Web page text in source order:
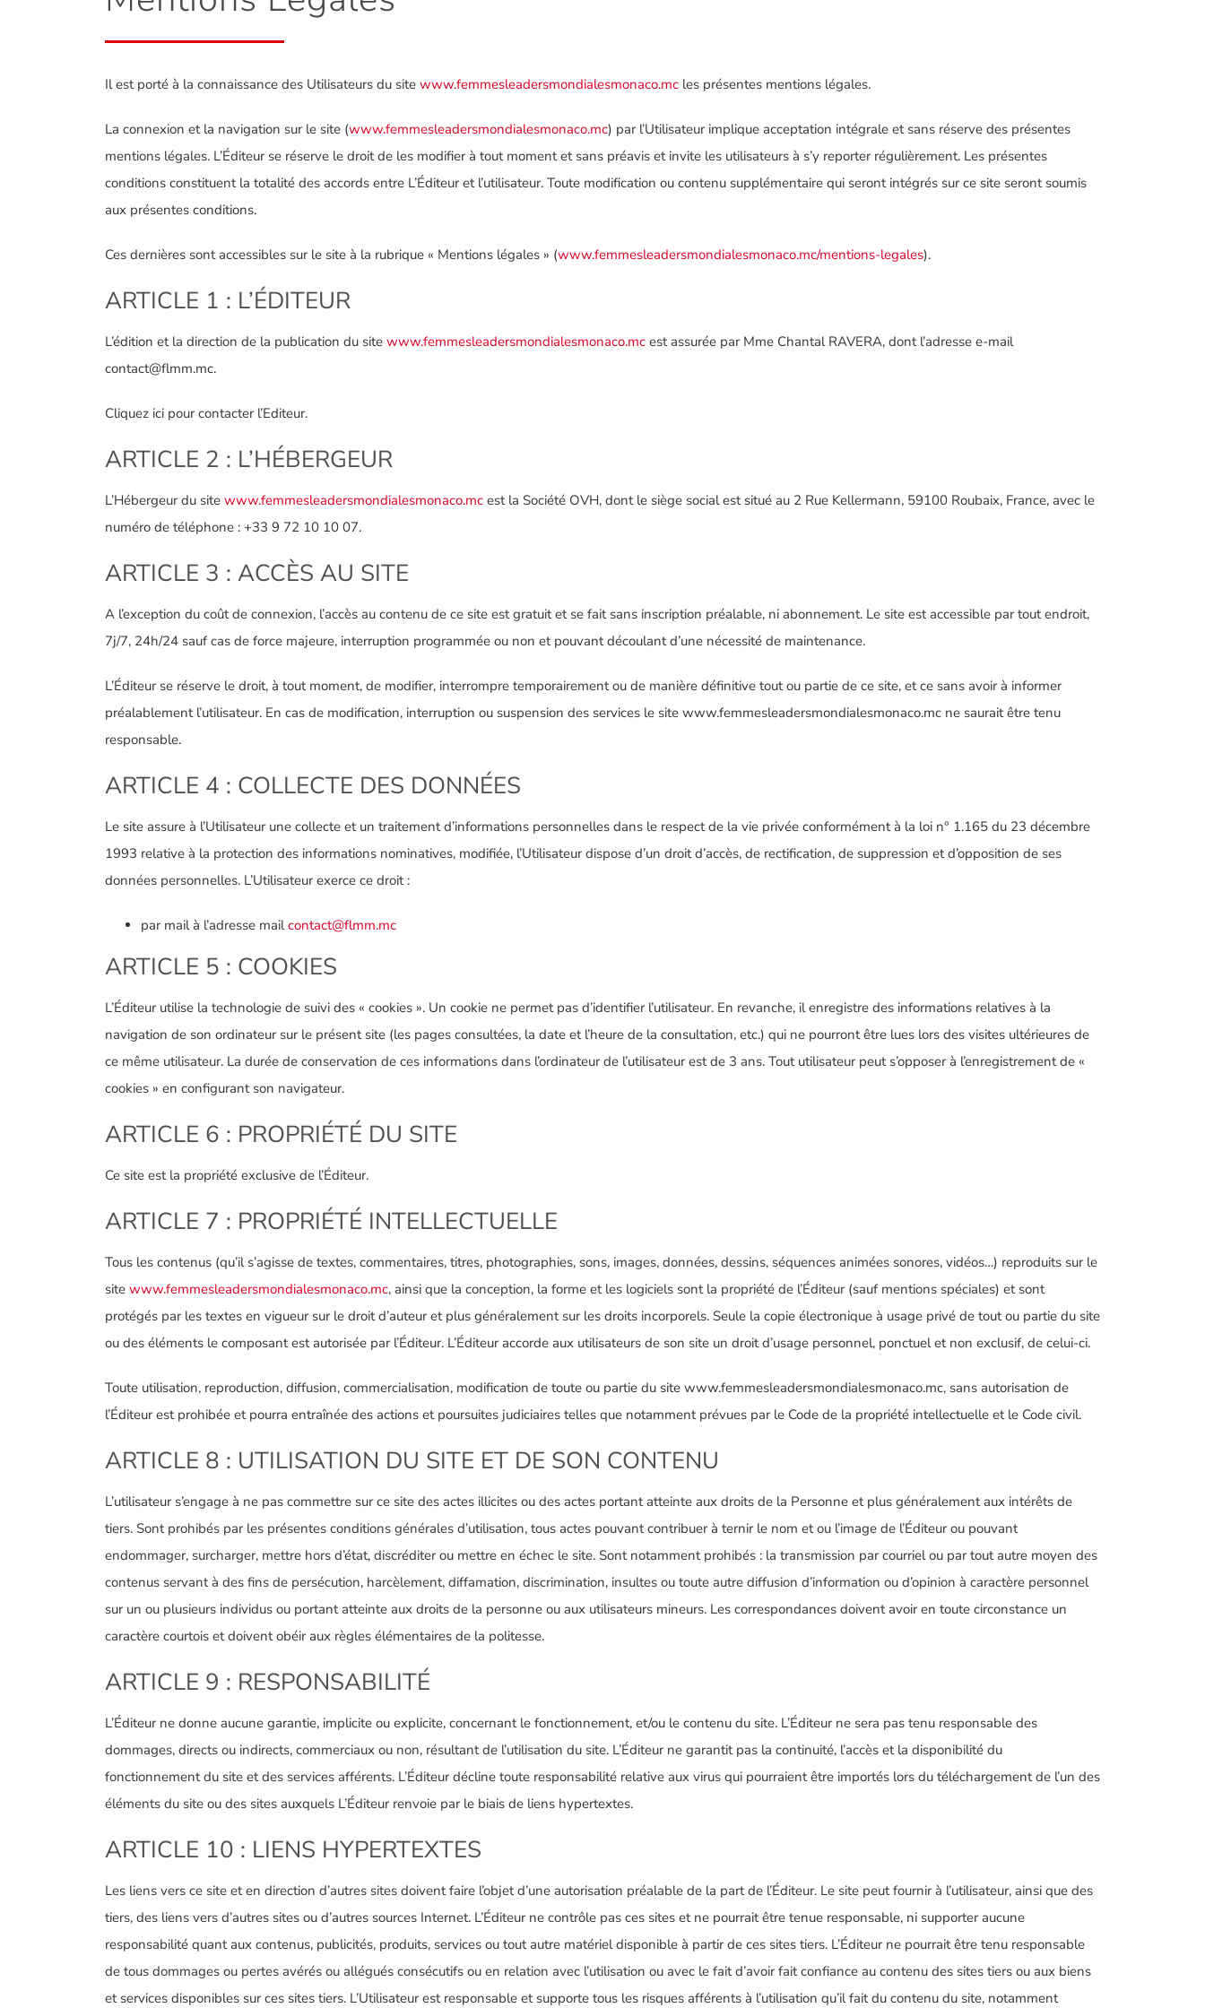
Il est porté à la connaissance des Utilisateurs du site www.femmesleadersmondialesmonaco.mc les présentes mentions légales.
La connexion et la navigation sur le site (www.femmesleadersmondialesmonaco.mc) par l’Utilisateur implique acceptation intégrale et sans réserve des présentes
mentions légales. L’Éditeur se réserve le droit de les modifier à tout moment et sans préavis et invite les utilisateurs à s’y reporter régulièrement. Les présentes
conditions constituent la totalité des accords entre L’Éditeur et l’utilisateur. Toute modification ou contenu supplémentaire qui seront intégrés sur ce site seront soumis
aux présentes conditions.
Ces dernières sont accessibles sur le site à la rubrique « Mentions légales » (www.femmesleadersmondialesmonaco.mc/mentions-legales).
ARTICLE 1 : L’ÉDITEUR
L’édition et la direction de la publication du site www.femmesleadersmondialesmonaco.mc est assurée par Mme Chantal RAVERA, dont l’adresse e-mail
contact@flmm.mc.
Cliquez ici pour contacter l’Editeur.
ARTICLE 2 : L’HÉBERGEUR
L’Hébergeur du site www.femmesleadersmondialesmonaco.mc est la Société OVH, dont le siège social est situé au 2 Rue Kellermann, 59100 Roubaix, France, avec le
numéro de téléphone : +33 9 72 10 10 07.
ARTICLE 3 : ACCÈS AU SITE
A l’exception du coût de connexion, l’accès au contenu de ce site est gratuit et se fait sans inscription préalable, ni abonnement. Le site est accessible par tout endroit,
7j/7, 24h/24 sauf cas de force majeure, interruption programmée ou non et pouvant découlant d’une nécessité de maintenance.
L’Éditeur se réserve le droit, à tout moment, de modifier, interrompre temporairement ou de manière définitive tout ou partie de ce site, et ce sans avoir à informer
préalablement l’utilisateur. En cas de modification, interruption ou suspension des services le site www.femmesleadersmondialesmonaco.mc ne saurait être tenu
responsable.
ARTICLE 4 : COLLECTE DES DONNÉES
Le site assure à l’Utilisateur une collecte et un traitement d’informations personnelles dans le respect de la vie privée conformément à la loi n° 1.165 du 23 décembre
1993 relative à la protection des informations nominatives, modifiée, l’Utilisateur dispose d’un droit d’accès, de rectification, de suppression et d’opposition de ses
données personnelles. L’Utilisateur exerce ce droit :
par mail à l’adresse mailcontact@flmm.mc
ARTICLE 5 : COOKIES
L’Éditeur utilise la technologie de suivi des « cookies ». Un cookie ne permet pas d’identifier l’utilisateur. En revanche, il enregistre des informations relatives à la
navigation de son ordinateur sur le présent site (les pages consultées, la date et l’heure de la consultation, etc.) qui ne pourront être lues lors des visites ultérieures de
ce même utilisateur. La durée de conservation de ces informations dans l’ordinateur de l’utilisateur est de 3 ans. Tout utilisateur peut s’opposer à l’enregistrement de «
cookies » en configurant son navigateur.
ARTICLE 6 : PROPRIÉTÉ DU SITE
Ce site est la propriété exclusive de l’Éditeur.
ARTICLE 7 : PROPRIÉTÉ INTELLECTUELLE
Tous les contenus (qu’il s’agisse de textes, commentaires, titres, photographies, sons, images, données, dessins, séquences animées sonores, vidéos…) reproduits sur le
site www.femmesleadersmondialesmonaco.mc, ainsi que la conception, la forme et les logiciels sont la propriété de l’Éditeur (sauf mentions spéciales) et sont
protégés par les textes en vigueur sur le droit d’auteur et plus généralement sur les droits incorporels. Seule la copie électronique à usage privé de tout ou partie du site
ou des éléments le composant est autorisée par l’Éditeur. L’Éditeur accorde aux utilisateurs de son site un droit d’usage personnel, ponctuel et non exclusif, de celui-ci.
Toute utilisation, reproduction, diffusion, commercialisation, modification de toute ou partie du site www.femmesleadersmondialesmonaco.mc, sans autorisation de
l’Éditeur est prohibée et pourra entraînée des actions et poursuites judiciaires telles que notamment prévues par le Code de la propriété intellectuelle et le Code civil.
ARTICLE 8 : UTILISATION DU SITE ET DE SON CONTENU
L’utilisateur s’engage à ne pas commettre sur ce site des actes illicites ou des actes portant atteinte aux droits de la Personne et plus généralement aux intérêts de
tiers. Sont prohibés par les présentes conditions générales d’utilisation, tous actes pouvant contribuer à ternir le nom et ou l’image de l’Éditeur ou pouvant
endommager, surcharger, mettre hors d’état, discréditer ou mettre en échec le site. Sont notamment prohibés : la transmission par courriel ou par tout autre moyen des
contenus servant à des fins de persécution, harcèlement, diffamation, discrimination, insultes ou toute autre diffusion d’information ou d’opinion à caractère personnel
sur un ou plusieurs individus ou portant atteinte aux droits de la personne ou aux utilisateurs mineurs. Les correspondances doivent avoir en toute circonstance un
caractère courtois et doivent obéir aux règles élémentaires de la politesse.
ARTICLE 9 : RESPONSABILITÉ
L’Éditeur ne donne aucune garantie, implicite ou explicite, concernant le fonctionnement, et/ou le contenu du site. L’Éditeur ne sera pas tenu responsable des
dommages, directs ou indirects, commerciaux ou non, résultant de l’utilisation du site. L’Éditeur ne garantit pas la continuité, l’accès et la disponibilité du
fonctionnement du site et des services afférents. L’Éditeur décline toute responsabilité relative aux virus qui pourraient être importés lors du téléchargement de l’un des
éléments du site ou des sites auxquels L’Éditeur renvoie par le biais de liens hypertextes.
ARTICLE 10 : LIENS HYPERTEXTES
Les liens vers ce site et en direction d’autres sites doivent faire l’objet d’une autorisation préalable de la part de l’Éditeur. Le site peut fournir à l’utilisateur, ainsi que des
tiers, des liens vers d’autres sites ou d’autres sources Internet. L’Éditeur ne contrôle pas ces sites et ne pourrait être tenue responsable, ni supporter aucune
responsabilité quant aux contenus, publicités, produits, services ou tout autre matériel disponible à partir de ces sites tiers. L’Éditeur ne pourrait être tenu responsable
de tous dommages ou pertes avérés ou allégués consécutifs ou en relation avec l’utilisation ou avec le fait d’avoir fait confiance au contenu des sites tiers ou aux biens
et services disponibles sur ces sites tiers. L’Utilisateur est responsable et supporte tous les risques afférents à l’utilisation qu’il fait du contenu du site, notamment